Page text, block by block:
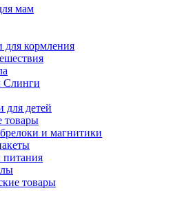
мам
для кормления
Слинги
для детей
товары
и магнитики
товары